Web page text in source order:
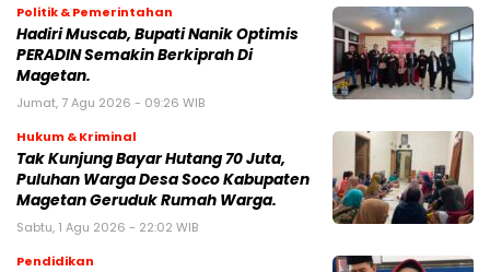
Politik & Pemerintahan
Hadiri Muscab, Bupati Nanik Optimis
PERADIN Semakin Berkiprah Di
Magetan.
Jumat, 7 Agu 2026 - 09:26 WIB
Hukum & Kriminal
Tak Kunjung Bayar Hutang 70 Juta,
Puluhan Warga Desa Soco Kabupaten
Magetan Geruduk Rumah Warga.
Sabtu, 1 Agu 2026 - 22:02 WIB
Pendidikan